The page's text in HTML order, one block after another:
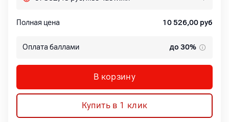
Полная цена 10 526,00 руб
Оплата баллами до 30%
В корзину
Купить в 1 клик